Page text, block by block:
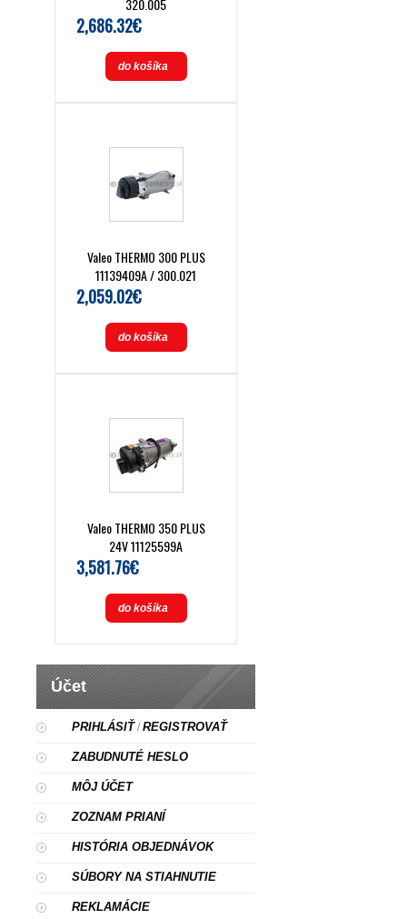
320.005
2,686.32€
do košíka
Valeo THERMO 300 PLUS
11139409A / 300.021
2,059.02€
do košíka
Valeo THERMO 350 PLUS
24V 11125599A
3,581.76€
do košíka
Účet
PRIHLÁSIŤ/REGISTROVAŤ
ZABUDNUTÉ HESLO
MÔJ ÚČET
ZOZNAM PRIANÍ
HISTÓRIA OBJEDNÁVOK
SÚBORY NA STIAHNUTIE
REKLAMÁCIE